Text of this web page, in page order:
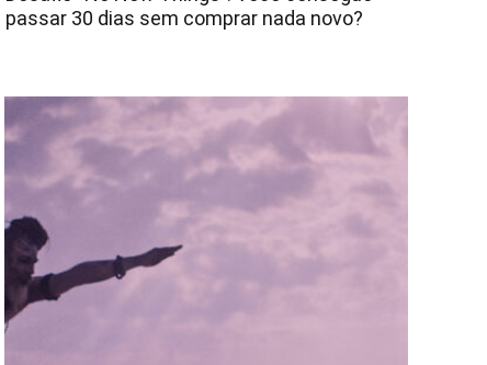
passar 30 dias sem comprar nada novo?